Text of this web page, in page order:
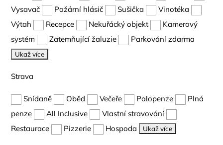
Vysavač
Požární hlásič Sušička
Vinotéka
Výtah
Recepce Nekuřácký objekt
Kamerový
systém
Zatemňující žaluzie Parkování zdarma
Ukaž více
Strava
Snídaně Oběd Večeře Polopenze
Plná
penze
All Inclusive
Vlastní stravování
Restaurace
Pizzerie Hospoda Ukaž více